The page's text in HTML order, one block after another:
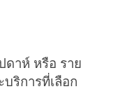
ดาห์ หรือ ราย
ริการที่เลือก